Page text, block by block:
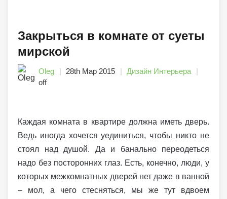
Закрыться в комнате от суеты
мирской
Oleg 28th Мар 2015
Дизайн Интерьера
off
Каждая комната в квартире должна иметь дверь.
Ведь иногда хочется уединиться, чтобы никто не
стоял над душой. Да и банально переодеться
надо без посторонних глаз. Есть, конечно, люди, у
которых межкомнатных дверей нет даже в ванной
– мол, а чего стесняться, мы же тут вдвоем